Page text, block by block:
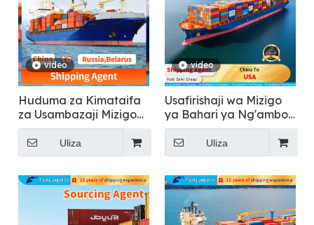
video
Huduma za Kimataifa
za Usambazaji Mizigo
kwa Usafirishaji Mkuu
wa Mizigo hadi Urusi
Uliza
video
Usafirishaji wa Mizigo
ya Bahari ya Ng'ambo
kwa Samani Kutoka
China Hadi Marekani
Uliza